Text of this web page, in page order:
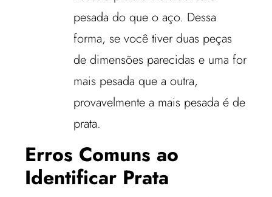
pesada do que o aço. Dessa
forma, se você tiver duas peças
de dimensões parecidas e uma for
mais pesada que a outra,
provavelmente a mais pesada é de
prata.
Erros Comuns ao
Identificar Prata